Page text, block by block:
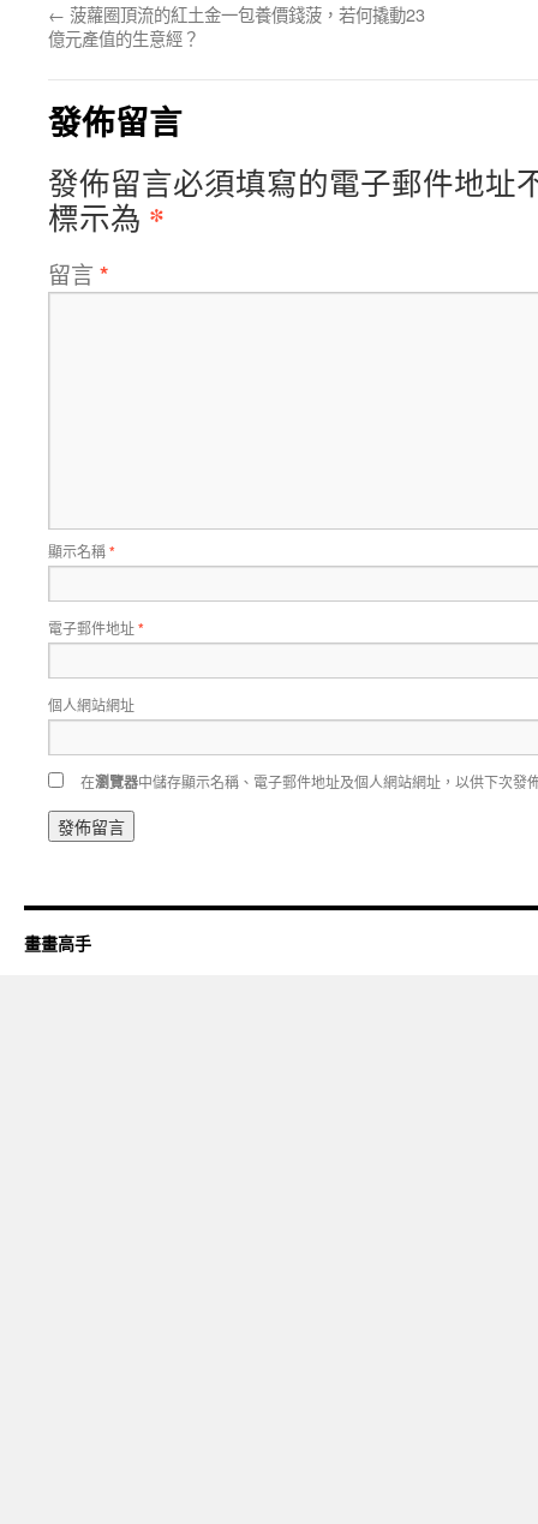
← 菠蘿圈頂流的紅土金一包養價錢菠，若何撬動23
億元產值的生意經？
發佈留言
發佈留言必須填寫的電子郵件地址
標示為 *
留言 *
顯示名稱*
電子郵件地址*
個人網站網址
在瀏覽器中儲存顯示名稱、電子郵件地址及個人網站網址，以供下次發
畫畫高手